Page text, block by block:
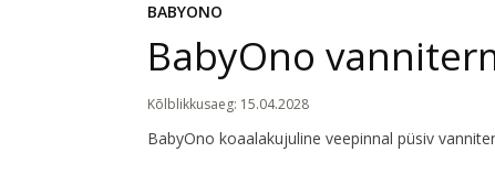
BABYONO
BabyOno
Kõlblikkusaeg: 15.04.2028
BabyOno koaalakujuline veepinnal püsiv